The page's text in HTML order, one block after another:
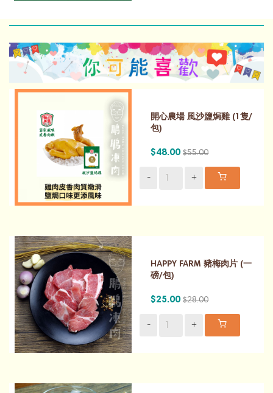
開心農場 風沙鹽焗雞 (1隻/
包)
$48.00 $55.00
- +
HAPPY FARM 豬梅肉片 (一
磅/包)
$25.00 $28.00
- +